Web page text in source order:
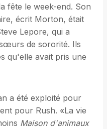
fête le week-end. Son
écrit Morton, était
Lepore, qui a
de sororité. Ils
qu'elle avait pris une
a été exploité pour
pour Rush. «La vie
Maison d'animaux